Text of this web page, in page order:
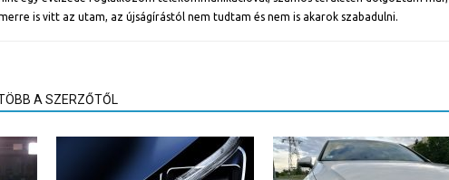
is vitt az utam, az újságírástól nem tudtam és nem is akarok szabadulni.
A SZERZŐTŐL